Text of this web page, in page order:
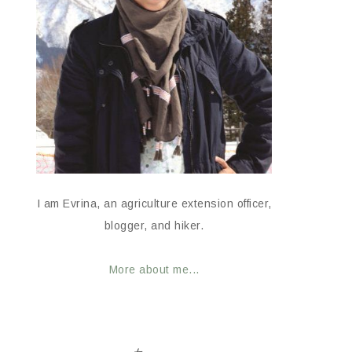
I am Evrina, an agriculture extension officer,
blogger, and hiker.
More about me...